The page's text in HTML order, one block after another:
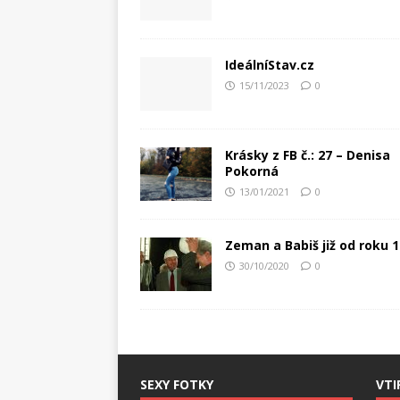
IdeálníStav.cz
15/11/2023 0
Krásky z FB č.: 27 – Denisa
Pokorná
13/01/2021 0
Zeman a Babiš již od roku
30/10/2020 0
SEXY FOTKY